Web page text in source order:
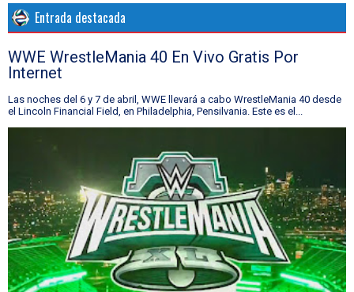
Entrada destacada
WWE WrestleMania 40 En Vivo Gratis Por
Internet
Las noches del 6 y 7 de abril, WWE llevará a cabo WrestleMania 40 desde
el Lincoln Financial Field, en Philadelphia, Pensilvania. Este es el...